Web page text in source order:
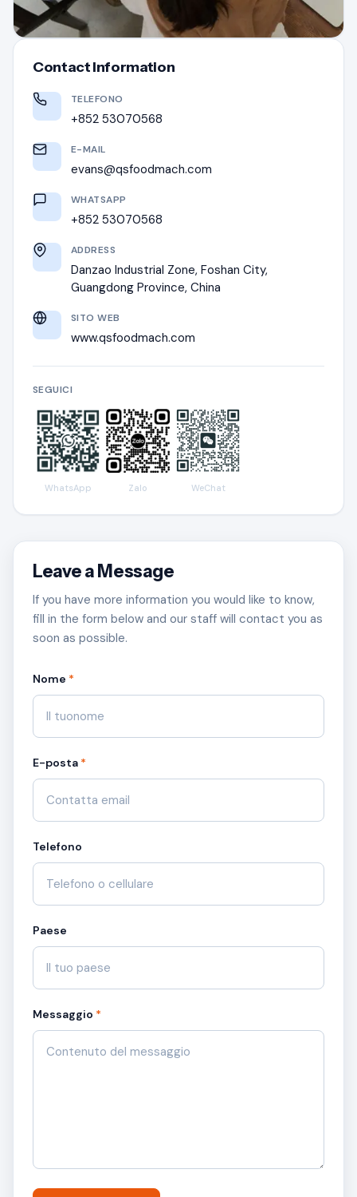
Contact Information
TELEFONO
+852 53070568
E-MAIL
evans@qsfoodmach.com
WHATSAPP
+852 53070568
ADDRESS
Danzao Industrial Zone, Foshan City,
Guangdong Province, China
SITO WEB
www.qsfoodmach.com
SEGUICI
WhatsApp Zalo WeChat
Leave a Message
If you have more information you would like to know,
fill in the form below and our staff will contact you as
soon as possible.
Nome *
E-posta *
Telefono
Paese
Messaggio *